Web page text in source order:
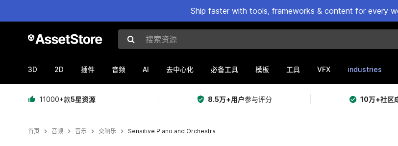
Ship faster with tools, frameworks & content for every
搜索资源
3D 2D 插件 音频 AI 去中心化 必备工具 模板 工具 VFX industries
11000+款5星资源 8.5万+用户参与评分 10万+社区
首页 音频 音乐 交响乐 Sensitive Piano and Orchestra